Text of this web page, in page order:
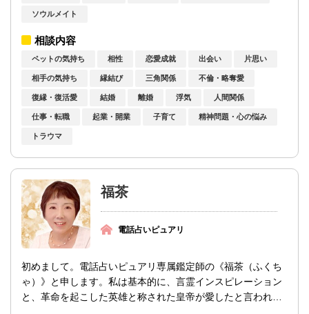
ソウルメイト
相談内容
ペットの気持ち 相性 恋愛成就 出会い 片思い
相手の気持ち 縁結び 三角関係 不倫・略奪愛
復縁・復活愛 結婚 離婚 浮気 人間関係
仕事・転職 起業・開業 子育て 精神問題・心の悩み
トラウマ
福茶
電話占いピュアリ
初めまして。電話占いピュアリ専属鑑定師の《福茶（ふくち
ゃ）》と申します。私は基本的に、言霊インスピレーション
と、革命を起こした英雄と称された皇帝が愛したと言われて